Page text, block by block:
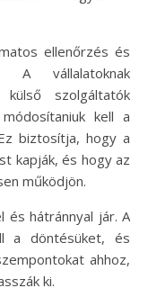
ellenőrzés és
A vállalatoknak
szolgáltatók
kell a
biztosítja, hogy a
kapják, és hogy az
működjön.
és hátránnyal jár. A
a döntésüket, és
ahhoz,
ki.